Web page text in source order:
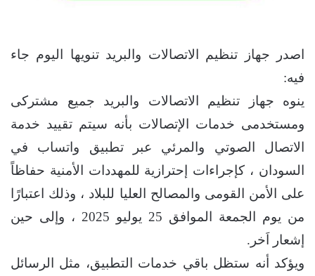
اصدر جهاز تنظيم الاتصالات والبريد تنويها اليوم جاء
فيه:
ينوه جهاز تنظيم الاتصالات والبريد جميع مشتركى
ومستخدمى خدمات الإتصالات بأنه سيتم تقييد خدمة
الاتصال الصوتي والمرئي عبر تطبيق واتساب في
السودان ، كإجراءات إحترازية للمهددات الأمنية حفاظاً
على الأمن القومى والمصالح العليا للبلاد ، وذلك اعتبارًا
من يوم الجمعة الموافق 25 يوليو 2025 ، وإلى حين
إشعار اَخر.
ويؤكد أنه ستظل باقي خدمات التطبيق، مثل الرسائل